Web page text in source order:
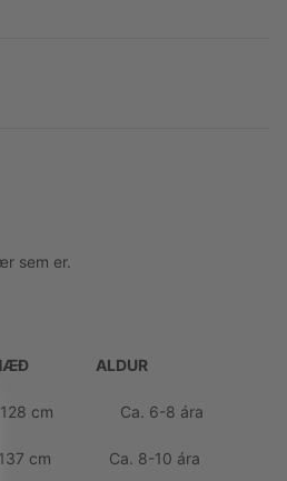
sem er.
ALDUR
– 128 cm Ca. 6-8 ára
137 cm Ca. 8-10 ára